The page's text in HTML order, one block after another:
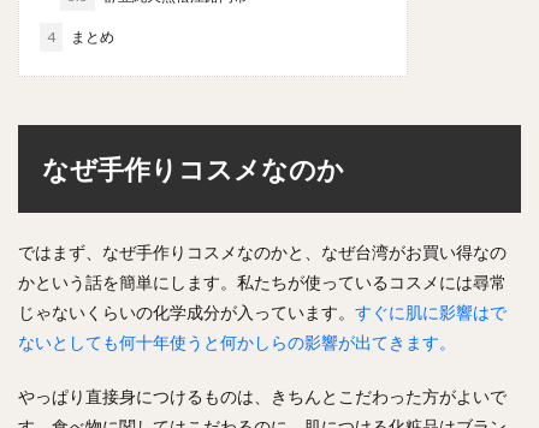
4 まとめ
なぜ手作りコスメなのか
ではまず、なぜ手作りコスメなのかと、なぜ台湾がお買い得なの
かという話を簡単にします。私たちが使っているコスメには尋常
じゃないくらいの化学成分が入っています。 すぐに肌に影響はで
ないとしても何十年使うと何かしらの影響が出てきます。
やっぱり直接身につけるものは、きちんとこだわった方がよいで